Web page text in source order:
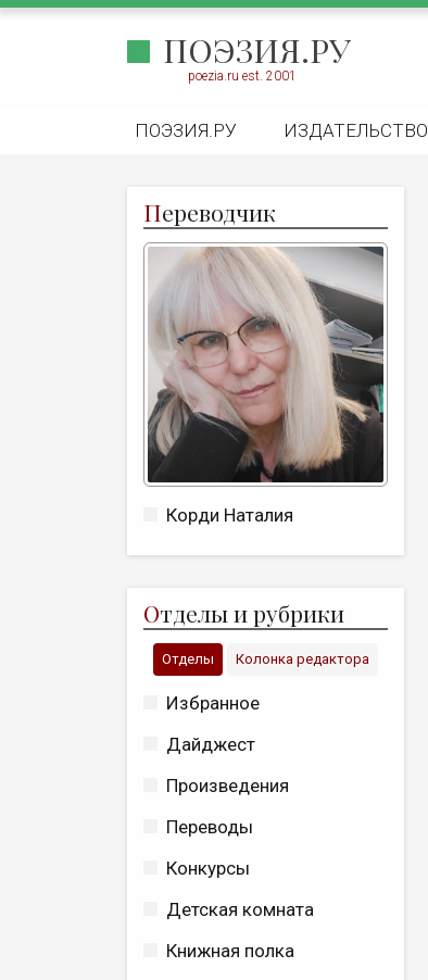
ПОЭЗИЯ.РУ
poezia.ru est. 2001
ПОЭЗИЯ.РУ ИЗДАТЕЛЬСТВО
Переводчик
Корди Наталия
Отделы и рубрики
Отделы Колонка редактора
Избранное
Дайджест
Произведения
Переводы
Конкурсы
Детская комната
Книжная полка